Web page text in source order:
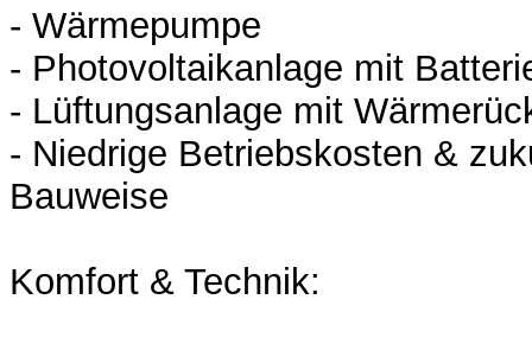
- Wärmepumpe
- Photovoltaikanlage mit
- Lüftungsanlage mit
- Niedrige Betriebskosten &
Bauweise
Komfort & Technik: